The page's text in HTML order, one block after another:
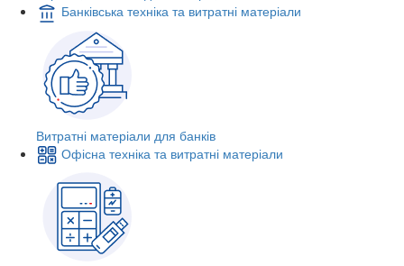
Банківська техніка та витратні матеріали
Витратні матеріали для банків
Офісна техніка та витратні матеріали